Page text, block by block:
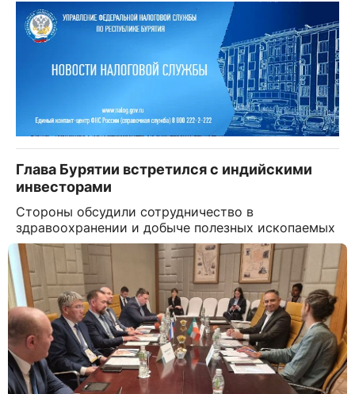
Глава Бурятии встретился с индийскими
инвесторами
Стороны обсудили сотрудничество в
здравоохранении и добыче полезных ископаемых